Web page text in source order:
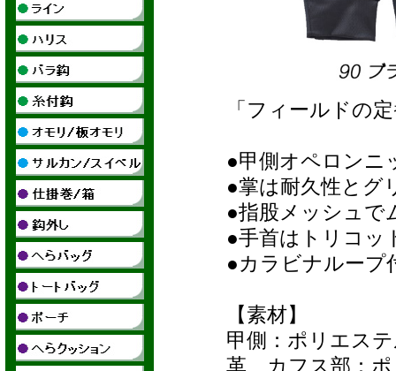
「フィールドの
●甲側オペロンニ
●掌は耐久性とグ
●指股メッシュで
●手首はトリコッ
●カラビナループ
【素材】
甲側：ポリエス
革 カフス部：ポ